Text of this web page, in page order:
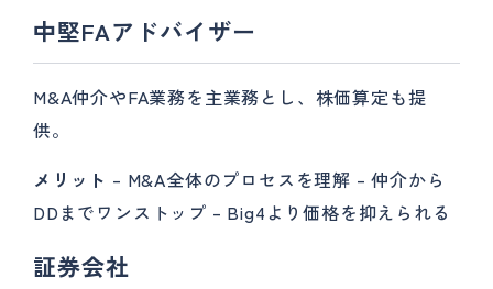
中堅FAアドバイザー
M&A仲介やFA業務を主業務とし、株価算定も提
供。
メリット – M&A全体のプロセスを理解 – 仲介から
DDまでワンストップ – Big4より価格を抑えられる
証券会社